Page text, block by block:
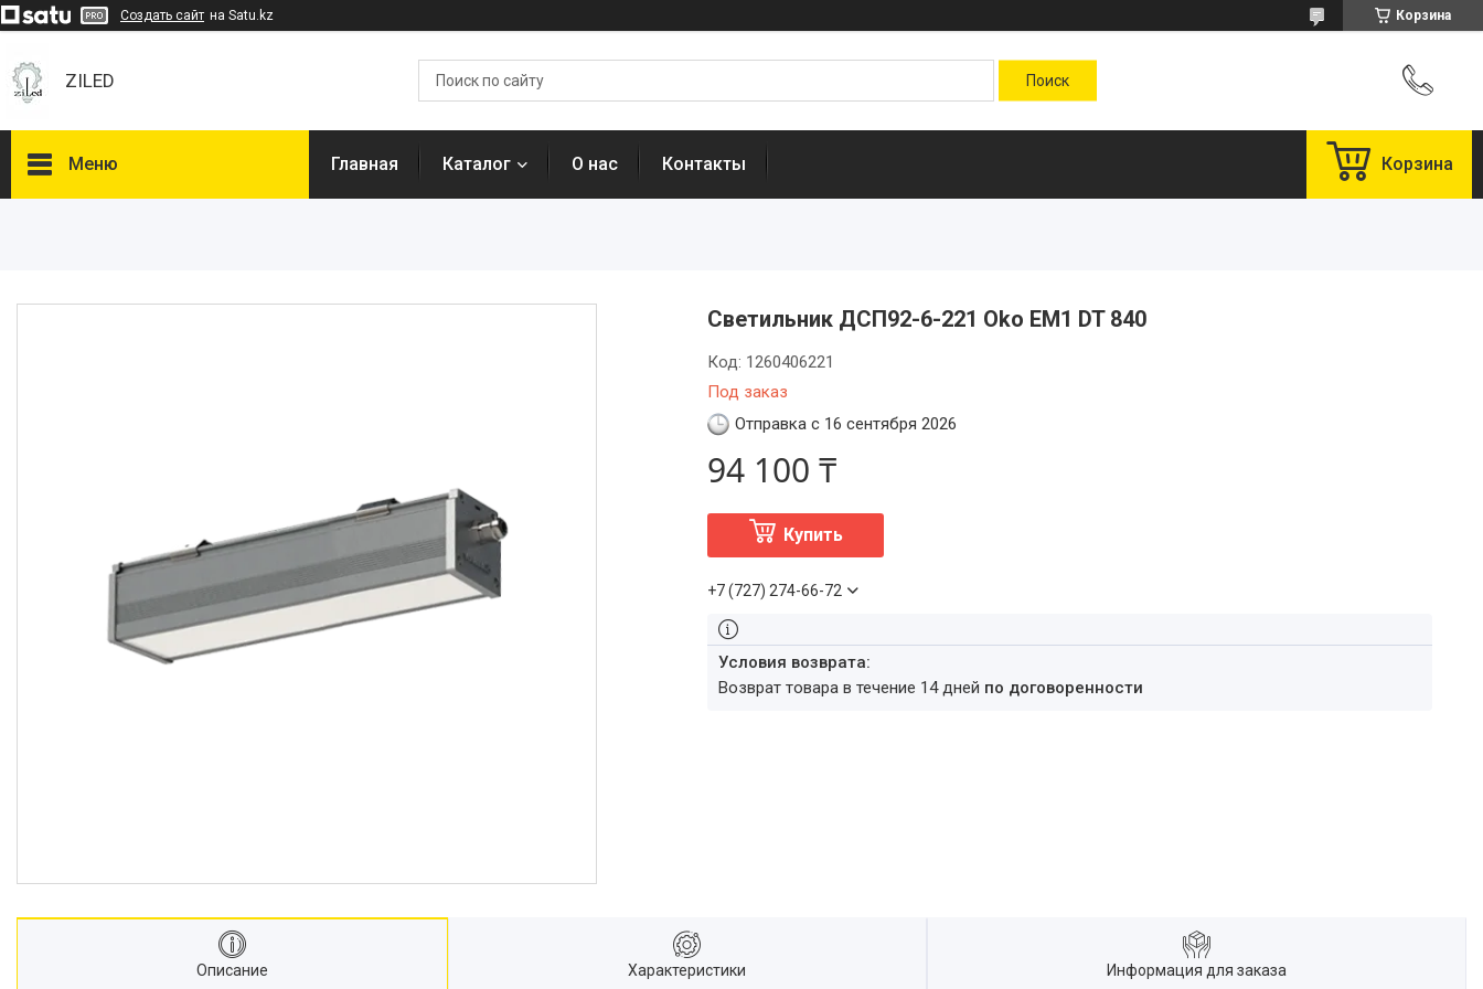
Создать сайт на Satu.kz Корзина
ZILED
Меню Главная Каталог О нас Контакты Корзина
Светильник ДСП92-6-221 Oko EM1 DT 840
Под заказ
Код: 1260406221
Отправка с 16 сентября 2026
94 100 ₸
Купить
+7 (727) 274-66-72
возврат товара в течение 14 дней по договоренности
Описание Характеристики Информация для заказа